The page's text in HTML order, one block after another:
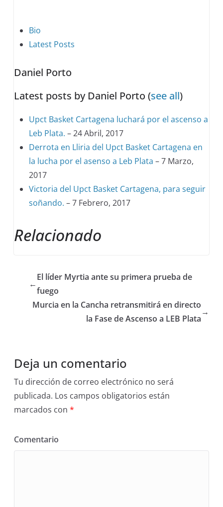
The
following
tabs
content
Bio
Latest Posts
Daniel Porto
Latest posts by Daniel Porto(see all)
Upct Basket Cartagena luchará por el ascenso a
Leb Plata. – 24 Abril, 2017
Derrota en Lliria del Upct Basket Cartagena en
la lucha por el asenso a Leb Plata – 7 Marzo,
2017
Victoria del Upct Basket Cartagena, para seguir
soñando. – 7 Febrero, 2017
Relacionado
←
El líder Myrtia ante su primera prueba de
fuego
Murcia en la Cancha retransmitirá en directo
la Fase de Ascenso a LEB Plata
→
Deja un comentario
Tu dirección de correo electrónico no será
publicada. Los campos obligatorios están
marcados con*
Comentario